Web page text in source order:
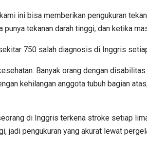
ini bisa memberikan pengukuran
tekanan darah tinggi, dan ketika
750 salah diagnosis di Inggris
Banyak orang dengan
kehilangan anggota tubuh bagian
di Inggris terkena stroke setiap
jadi pengukuran yang akurat lewat